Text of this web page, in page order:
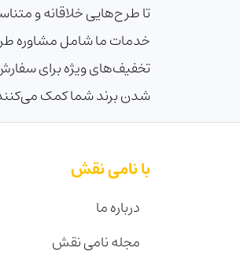
تا طرح‌هایی خلاقانه و
تخفیف‌های ویژه برای
شدن برند شما کمک
با نامی نقش
درباره ما
مجله نامی نقش